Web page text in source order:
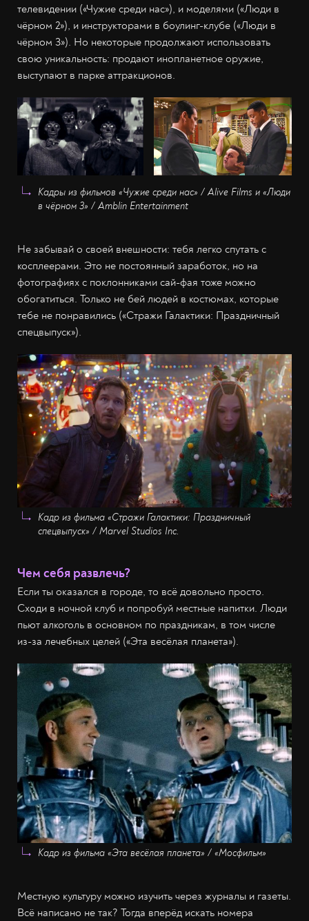
телевидении («Чужие среди нас»), и моделями («Люди в
чёрном 2»), и инструкторами в боулинг-клубе («Люди в
чёрном 3»). Но некоторые продолжают использовать
свою уникальность: продают инопланетное оружие,
выступают в парке аттракционов.
Кадры из фильмов «Чужие среди нас» / Alive Films и «Люди
в чёрном 3» / Amblin Entertainment
Не забывай о своей внешности: тебя легко спутать с
косплеерами. Это не постоянный заработок, но на
фотографиях с поклонниками сай-фая тоже можно
обогатиться. Только не бей людей в костюмах, которые
тебе не понравились («Стражи Галактики: Праздничный
спецвыпуск»).
Кадр из фильма «Стражи Галактики: Праздничный
спецвыпуск» / Marvel Studios Inc.
Чем себя развлечь?
Если ты оказался в городе, то всё довольно просто.
Сходи в ночной клуб и попробуй местные напитки. Люди
пьют алкоголь в основном по праздникам, в том числе
из-за лечебных целей («Эта весёлая планета»).
Кадр из фильма «Эта весёлая планета» / «Мосфильм»
Местную культуру можно изучить через журналы и газеты.
Всё написано не так? Тогда вперёд искать номера